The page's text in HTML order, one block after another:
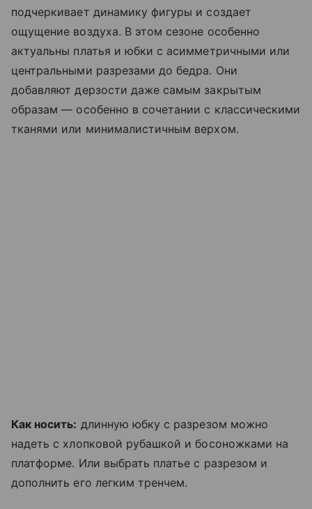
подчеркивает динамику фигуры и создает
ощущение воздуха. В этом сезоне особенно
актуальны платья и юбки с асимметричными или
центральными разрезами до бедра. Они
добавляют дерзости даже самым закрытым
образам — особенно в сочетании с классическими
тканями или минималистичным верхом.
Как носить: длинную юбку с разрезом можно
надеть с хлопковой рубашкой и босоножками на
платформе. Или выбрать платье с разрезом и
дополнить его легким тренчем.